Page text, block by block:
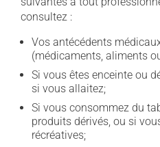
consultez :
Vos antécédents
(médicaments, aliments
Si vous êtes enceinte ou
si vous allaitez;
Si vous consommez du
produits dérivés, ou si
récréatives;